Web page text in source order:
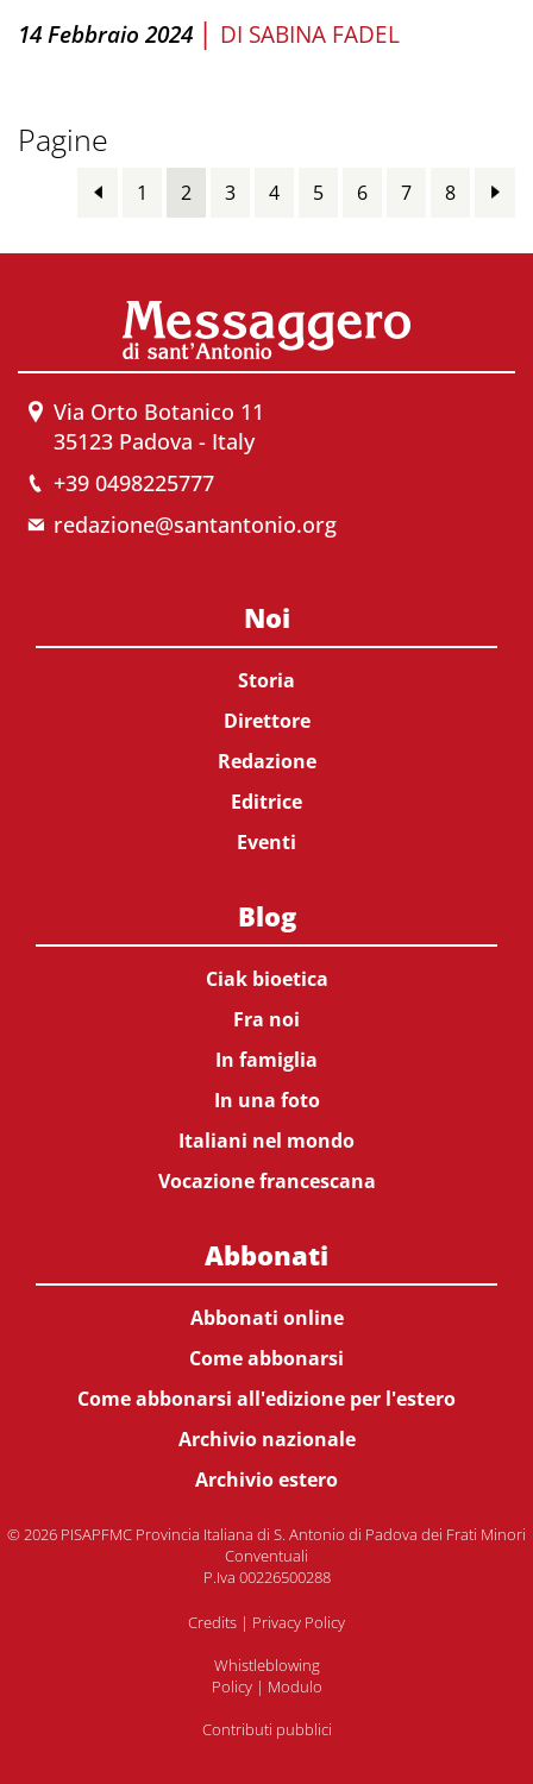
14 Febbraio 2024 | DI SABINA FADEL
Pagine
1 2 3 4 5 6 7 8
Via Orto Botanico 11
35123 Padova - Italy
+39 0498225777
redazione@santantonio.org
Noi
Storia
Direttore
Redazione
Editrice
Eventi
Blog
Ciak bioetica
Fra noi
In famiglia
In una foto
Italiani nel mondo
Vocazione francescana
Abbonati
Abbonati online
Come abbonarsi
Come abbonarsi all'edizione per l'estero
Archivio nazionale
Archivio estero
© 2026 PISAPFMC Provincia Italiana di S. Antonio di Padova dei Frati Minori
Conventuali
P.Iva 00226500288
Credits | Privacy Policy
Whistleblowing
Policy| Modulo
Contributi pubblici